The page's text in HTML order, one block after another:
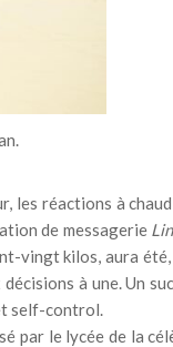
les réactions à
de messagerie
vingt kilos, aura été,
à une. Un
self-control.
par le lycée de la